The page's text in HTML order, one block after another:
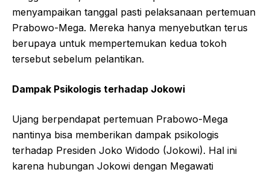
menyampaikan tanggal pasti pelaksanaan pertemuan
Prabowo-Mega. Mereka hanya menyebutkan terus
berupaya untuk mempertemukan kedua tokoh
tersebut sebelum pelantikan.
Dampak Psikologis terhadap Jokowi
Ujang berpendapat pertemuan Prabowo-Mega
nantinya bisa memberikan dampak psikologis
terhadap Presiden Joko Widodo (Jokowi). Hal ini
karena hubungan Jokowi dengan Megawati